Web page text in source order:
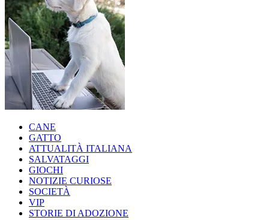
CANE
GATTO
ATTUALITÀ ITALIANA
SALVATAGGI
GIOCHI
NOTIZIE CURIOSE
SOCIETÀ
VIP
STORIE DI ADOZIONE